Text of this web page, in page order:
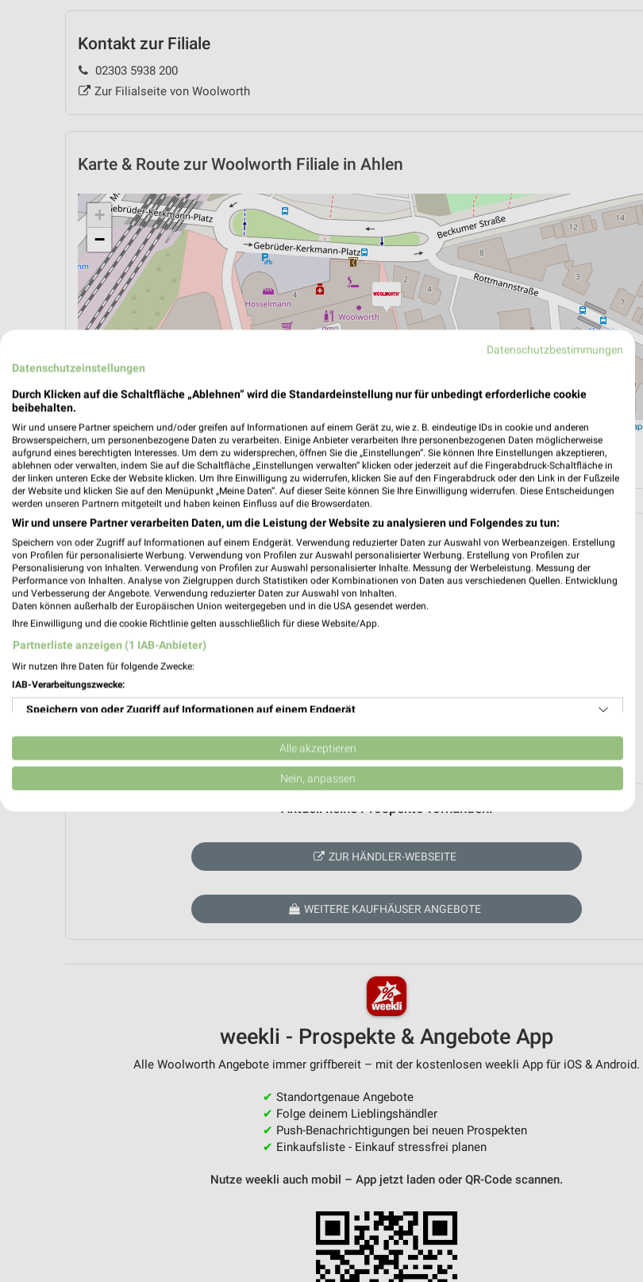
Kontakt zur Filiale
02303 5938 200
Zur Filialseite von Woolworth
Karte & Route zur Woolworth Filiale in Ahlen
+
−
Leaflet|©OpenStreetMap
ÖPNV ANZEIGEN LADESÄULEN ANZEIGEN NAVIGATION MIT GOOGLE/IOS MAPS
Aktuell keine Prospekte vorhanden.
ZUR HÄNDLER-WEBSEITE
WEITERE KAUFHÄUSER ANGEBOTE
weekli - Prospekte & Angebote App
Alle Woolworth Angebote immer griffbereit – mit der kostenlosen weekli App für iOS & Android.
✔ Standortgenaue Angebote
✔ Folge deinem Lieblingshändler
✔ Push-Benachrichtigungen bei neuen Prospekten
✔ Einkaufsliste - Einkauf stressfrei planen
Nutze weekli auch mobil – App jetzt laden oder QR-Code scannen.
Datenschutzbestimmungen
Datenschutzeinstellungen
Durch Klicken auf die Schaltfläche „Ablehnen“ wird die Standardeinstellung nur für unbedingt erforderliche cookie
beibehalten.
Wir und unsere Partner speichern und/oder greifen auf Informationen auf einem Gerät zu, wie z. B. eindeutige IDs in cookie und anderen
Browserspeichern, um personenbezogene Daten zu verarbeiten. Einige Anbieter verarbeiten Ihre personenbezogenen Daten möglicherweise
aufgrund eines berechtigten Interesses. Um dem zu widersprechen, öffnen Sie die „Einstellungen“. Sie können Ihre Einstellungen akzeptieren,
ablehnen oder verwalten, indem Sie auf die Schaltfläche „Einstellungen verwalten“ klicken oder jederzeit auf die Fingerabdruck-Schaltfläche in
der linken unteren Ecke der Website klicken. Um Ihre Einwilligung zu widerrufen, klicken Sie auf den Fingerabdruck oder den Link in der Fußzeile
der Website und klicken Sie auf den Menüpunkt „Meine Daten“. Auf dieser Seite können Sie Ihre Einwilligung widerrufen. Diese Entscheidungen
werden unseren Partnern mitgeteilt und haben keinen Einfluss auf die Browserdaten.
Wir und unsere Partner verarbeiten Daten, um die Leistung der Website zu analysieren und Folgendes zu tun:
Speichern von oder Zugriff auf Informationen auf einem Endgerät. Verwendung reduzierter Daten zur Auswahl von Werbeanzeigen. Erstellung
von Profilen für personalisierte Werbung. Verwendung von Profilen zur Auswahl personalisierter Werbung. Erstellung von Profilen zur
Personalisierung von Inhalten. Verwendung von Profilen zur Auswahl personalisierter Inhalte. Messung der Werbeleistung. Messung der
Performance von Inhalten. Analyse von Zielgruppen durch Statistiken oder Kombinationen von Daten aus verschiedenen Quellen. Entwicklung
und Verbesserung der Angebote. Verwendung reduzierter Daten zur Auswahl von Inhalten.
Daten können außerhalb der Europäischen Union weitergegeben und in die USA gesendet werden.
Ihre Einwilligung und die cookie Richtlinie gelten ausschließlich für diese Website/App.
Partnerliste anzeigen (1 IAB-Anbieter)
Wir nutzen Ihre Daten für folgende Zwecke:
IAB-Verarbeitungszwecke:
Speichern von oder Zugriff auf Informationen auf einem Endgerät
Verwendung reduzierter Daten zur Auswahl von Werbeanzeigen
Erstellung von Profilen für personalisierte Werbung
Erstellung von Profilen zur Personalisierung von Inhalten
Verwendung von Profilen zur Auswahl personalisierter Inhalte
Verwendung reduzierter Daten zur Auswahl von Inhalten
Geräte anhand von aktiv angeforderten Informationen identifizieren
Alle akzeptieren
Nein, anpassen